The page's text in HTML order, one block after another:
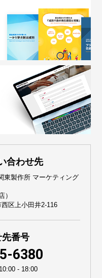
合わせ先
東製作所 マーケティング
）
区上小田井2-116
番号
6380
10:00 - 18:00